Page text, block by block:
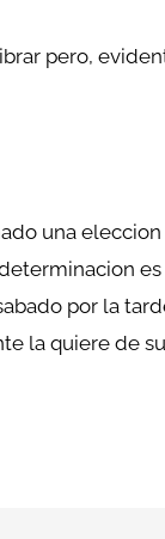
pero,
una
por la
la quiere de